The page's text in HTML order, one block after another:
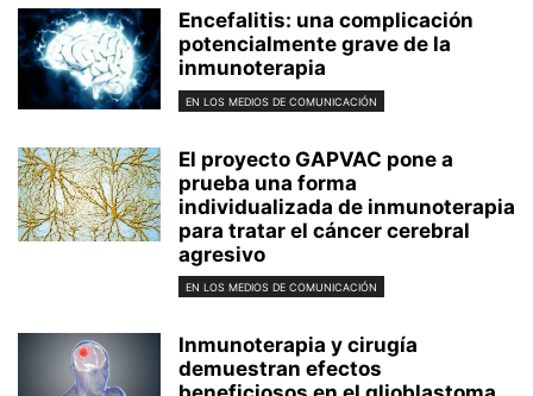
Encefalitis: una complicación
potencialmente grave de la
inmunoterapia
EN LOS MEDIOS DE COMUNICACIÓN
El proyecto GAPVAC pone a
prueba una forma
individualizada de inmunoterapia
para tratar el cáncer cerebral
agresivo
EN LOS MEDIOS DE COMUNICACIÓN
Inmunoterapia y cirugía
demuestran efectos